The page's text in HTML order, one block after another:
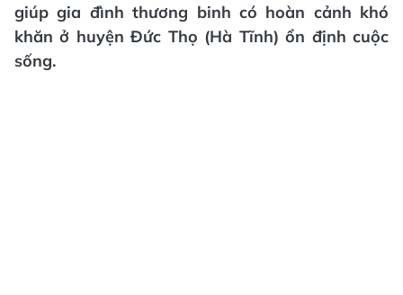
giúp gia đình thương binh có hoàn cảnh khó
khăn ở huyện Đức Thọ (Hà Tĩnh) ổn định cuộc
sống.